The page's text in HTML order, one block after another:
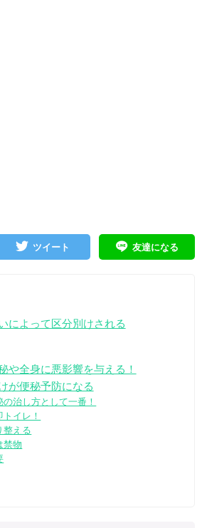
ツイート 友達になる
によって区分別けされる
や全身に悪影響を与える！
が便秘予防になる
治し方として一番！
イレ！
整える
禁物